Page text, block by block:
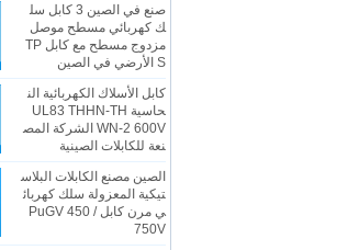
صنع في الصين 3 كابل سل
ك كهربائي مسطح موصل
مزدوج مسطح مع كابل TP
S الأرضي في الصين
كابل الأسلاك الكهربائية الن
حاسية UL83 THHN-TH
WN-2 600V الشركة المص
نعة للكابلات الصينية
الصين مصنع الكابلات البلاس
تيكية المعزولة سلك كهربائ
ي مرن كابل PuGV 450 /
750V